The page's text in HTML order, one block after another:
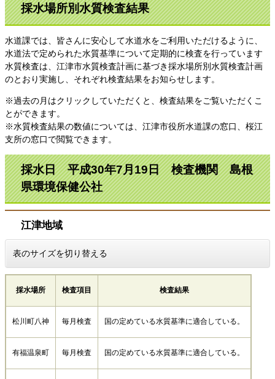
採水場所別水質検査結果
水道課では、皆さんに安心して水道水をご利用いただけるように、
水道法で定められた水質基準について定期的に検査を行っています
水質検査は、江津市水質検査計画に基づき採水場所別水質検査計画
のとおり実施し、それぞれ検査結果をお知らせします。
※過去の月はクリックしていただくと、検査結果をご覧いただくこ
とができます。
※水質検査結果の数値については、江津市役所水道課の窓口、桜江
支所の窓口で閲覧できます。
採水日 平成30年7月19日 検査機関 島根
県環境保健公社
江津地域
表のサイズを切り替える
採水場所 検査項目 検査結果
松川町八神 毎月検査 国の定めている水質基準に適合している。
有福温泉町 毎月検査 国の定めている水質基準に適合している。